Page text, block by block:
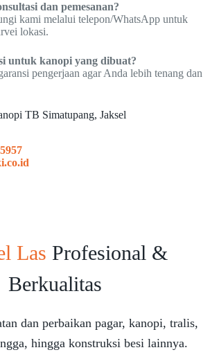
dan pemesanan?
kami melalui telepon/WhatsApp untuk
lokasi.
untuk kanopi yang dibuat?
pengerjaan agar Anda lebih tenang dan
TB Simatupang, Jaksel
Las Profesional &
Berkualitas
dan perbaikan pagar, kanopi, tralis,
hingga konstruksi besi lainnya.